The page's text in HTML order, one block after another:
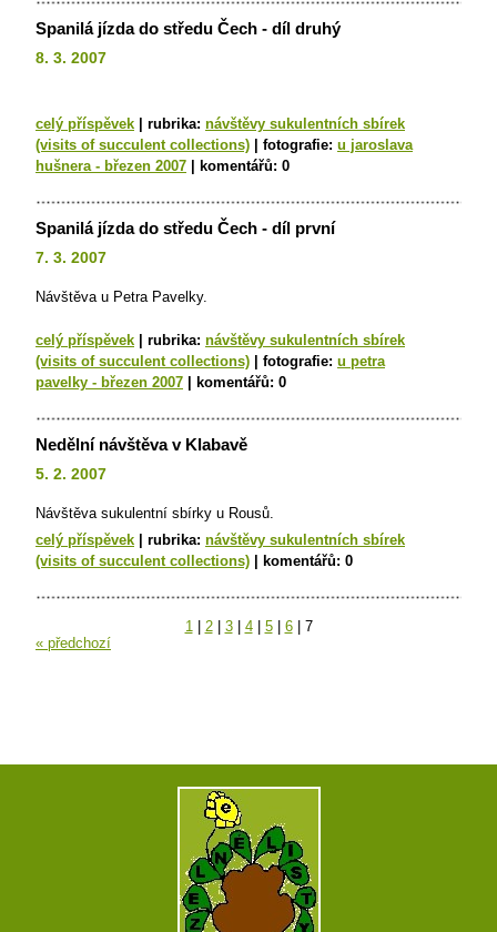
Spanilá jízda do středu Čech - díl druhý
8. 3. 2007
celý příspěvek rubrika: návštěvy sukulentních sbírek
(visits of succulent collections)
fotografie: u jaroslava
hušnera - březen 2007
komentářů: 0
Spanilá jízda do středu Čech - díl první
7. 3. 2007
Návštěva u Petra Pavelky.
celý příspěvek rubrika: návštěvy sukulentních sbírek
(visits of succulent collections)
fotografie: u petra
pavelky - březen 2007
komentářů: 0
Nedělní návštěva v Klabavě
5. 2. 2007
Návštěva sukulentní sbírky u Rousů.
celý příspěvek
rubrika: návštěvy sukulentních sbírek
(visits of succulent collections)
komentářů: 0
« předchozí
1 2 3 4 5 6 7